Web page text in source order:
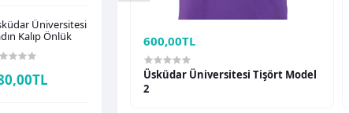
Üniversitesi
Kalıp Önlük
Kep & Cübbe
600,00TL
Üsküdar Üniversitesi Tişört Model
2